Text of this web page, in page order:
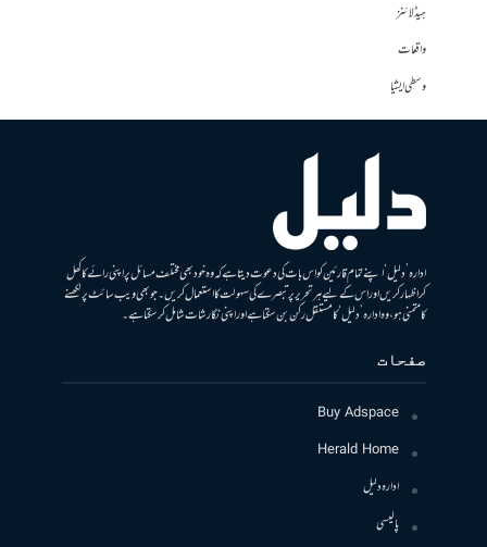
ہیڈلائنز
واقعات
وسطی ایشیا
ادارہ ’دلیل‘ اپنے تمام قارئین کو اس بات کی دعوت دیتا ہے کہ وہ خود بھی مختلف مسائل پر اپنی رائے کا کھل
کر اظہار کریں اور اس کے لیے ہر تحریر پر تبصرے کی سہولت کا استعمال کریں۔ جو بھی ویب سائٹ پر لکھنے
کا متمنی ہو، وہ ادارہ ’دلیل‘ کا مستقل رکن بن سکتا ہے اور اپنی نگارشات شامل کرسکتا ہے۔
صفحات
Buy Adspace
Herald Home
ادارہ دلیل
پالیسی